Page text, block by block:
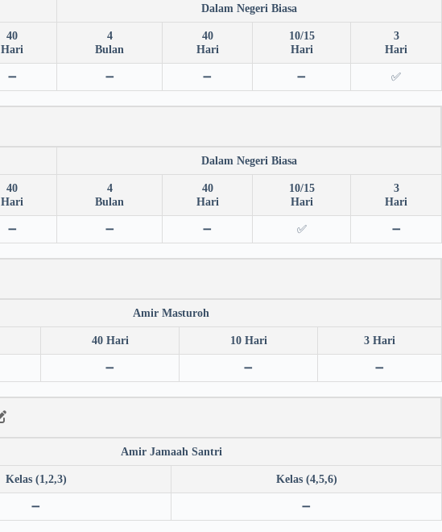
Dalam Negeri Biasa
40
Hari
4
Bulan
40
Hari
10/15
Hari
3
Hari
➖ ➖ ➖ ➖ ✅
Dalam Negeri Biasa
40
Hari
4
Bulan
40
Hari
10/15
Hari
3
Hari
➖ ➖ ➖ ✅ ➖
Amir Masturoh
40 Hari 10 Hari 3 Hari
➖ ➖ ➖
Amir Jamaah Santri
Kelas (1,2,3) Kelas (4,5,6)
➖ ➖